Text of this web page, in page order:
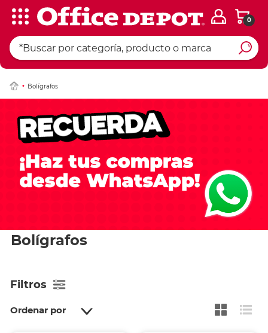
0
Bolígrafos
Bolígrafos
Filtros
Ordenar por